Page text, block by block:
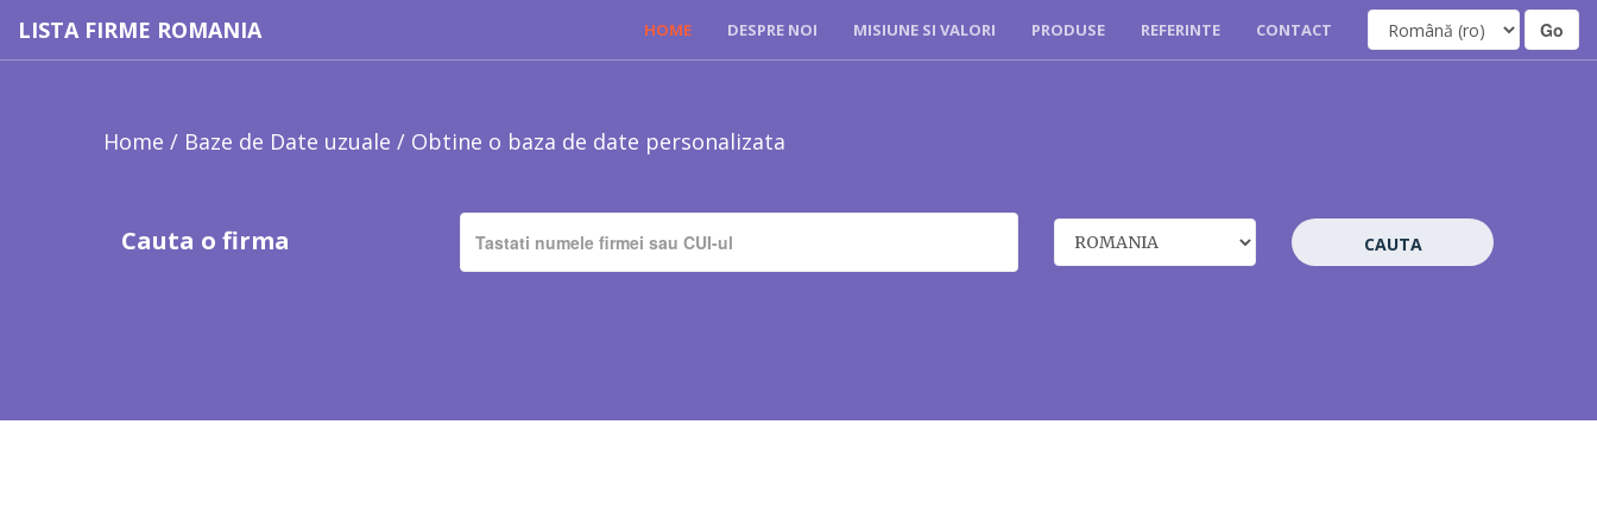
LISTA FIRME ROMANIA HOME DESPRE NOI MISIUNE SI VALORI PRODUSE REFERINTE CONTACT
Home / Baze de Date uzuale / Obtine o baza de date personalizata
Cauta o firma CAUTA